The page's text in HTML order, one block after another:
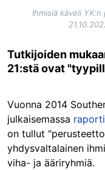
Ihmisiä käveli
Tutkijoiden
21:stä ovat
Vuonna 2014
julkaisemassa
on tullut
yhdysvaltalainen
viha- ja ääriryhmiä.